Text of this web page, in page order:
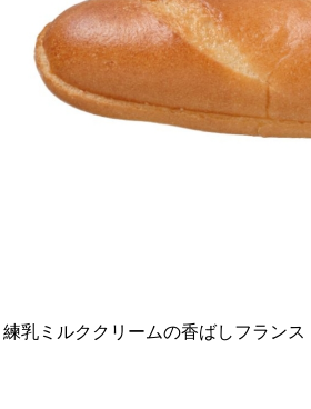
練乳ミルククリームの香ばしフランス